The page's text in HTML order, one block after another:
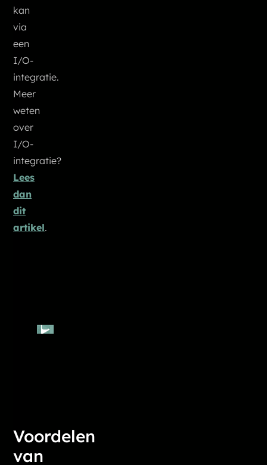
kan
via
een
I/O-
integratie.
Meer
weten
over
I/O-
integratie?
Lees
dan
dit
artikel.
Voordelen
van